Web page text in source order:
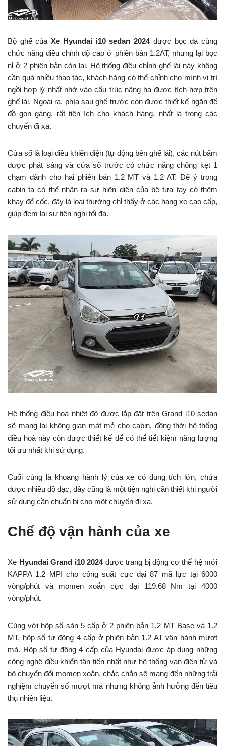
Bộ ghế củaXe Hyundai i10 sedan 2024được bọc da cùng
chức năng điều chỉnh độ cao ở phiên bản 1.2AT, nhưng lại bọc
nỉ ở 2 phiên bản còn lại. Hệ thống điều chỉnh ghế lái này không
cần quá nhiều thao tác, khách hàng có thể chỉnh cho mình vị trí
ngồi hợp lý nhất nhờ vào cấu trúc nâng hạ được tích hợp trên
ghế lái. Ngoài ra, phía sau ghế trước còn được thiết kế ngăn để
đồ gọn gàng, rất tiện ích cho khách hàng, nhất là trong các
chuyến đi xa.
Cửa sổ là loại điều khiển điện (tự động bên ghế lái), các nút bấm
được phát sáng và cửa sổ trước có chức năng chống kẹt 1
chạm dành cho hai phiên bản 1.2 MT và 1.2 AT. Để ý trong
cabin ta có thể nhận ra sự hiện diện của bệ tựa tay có thêm
khay để cốc, đây là loại thường chỉ thấy ở các hạng xe cao cấp,
giúp đem lại sự tiện nghi tối đa.
Hệ thống điều hoà nhiệt độ được lắp đặt trên Grand i10 sedan
sẽ mang lại không gian mát mẻ cho cabin, đồng thời hệ thống
điều hoà này còn được thiết kế để có thể tiết kiệm năng lượng
tối ưu nhất khi sử dụng.
Cuối cùng là khoang hành lý của xe có dung tích lớn, chứa
được nhiều đồ đạc, đây cũng là một tiện nghi cần thiết khi người
sử dụng cần chuẩn bị cho một chuyến đi xa.
Chế độ vận hành của xe
Xe Hyundai Grand i10 2024được trang bị động cơ thế hệ mới
KAPPA 1.2 MPI cho công suất cực đại 87 mã lực tại 6000
vòng/phút và momen xoắn cực đại 119.68 Nm tại 4000
vòng/phút.
Cùng với hộp số sàn 5 cấp ở 2 phiên bản 1.2 MT Base và 1.2
MT, hộp số tự động 4 cấp ở phiên bản 1.2 AT vận hành mượt
mà. Hộp số tự động 4 cấp của Hyundai được áp dụng những
công nghệ điều khiển tân tiến nhất như hệ thống van điện tử và
bộ chuyển đổi momen xoắn, chắc chắn sẽ mang đến những trải
nghiệm chuyển số mượt mà nhưng không ảnh hưởng đến tiêu
thụ nhiên liệu.